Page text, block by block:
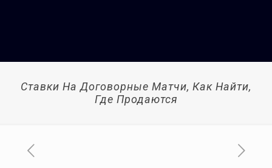
Ставки На Договорные Матчи, Как Найти,
Где Продаются